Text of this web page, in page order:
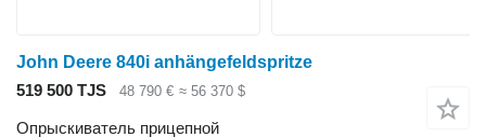
John Deere 840i anhängefeldspritze
519 500 TJS
48 790 € ≈ 56 370 $
Опрыскиватель прицепной